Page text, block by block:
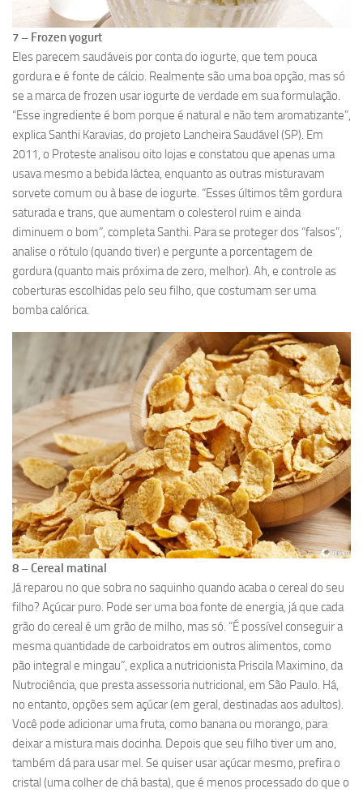
7 – Frozen yogurt
Eles parecem saudáveis por conta do iogurte, que tem pouca
gordura e é fonte de cálcio. Realmente são uma boa opção, mas só
se a marca de frozen usar iogurte de verdade em sua formulação.
“Esse ingrediente é bom porque é natural e não tem aromatizante”,
explica Santhi Karavias, do projeto Lancheira Saudável (SP). Em
2011, o Proteste analisou oito lojas e constatou que apenas uma
usava mesmo a bebida láctea, enquanto as outras misturavam
sorvete comum ou à base de iogurte. “Esses últimos têm gordura
saturada e trans, que aumentam o colesterol ruim e ainda
diminuem o bom”, completa Santhi. Para se proteger dos “falsos”,
analise o rótulo (quando tiver) e pergunte a porcentagem de
gordura (quanto mais próxima de zero, melhor). Ah, e controle as
coberturas escolhidas pelo seu filho, que costumam ser uma
bomba calórica.
8 – Cereal matinal
Já reparou no que sobra no saquinho quando acaba o cereal do seu
filho? Açúcar puro. Pode ser uma boa fonte de energia, já que cada
grão do cereal é um grão de milho, mas só. “É possível conseguir a
mesma quantidade de carboidratos em outros alimentos, como
pão integral e mingau”, explica a nutricionista Priscila Maximino, da
Nutrociência, que presta assessoria nutricional, em São Paulo. Há,
no entanto, opções sem açúcar (em geral, destinadas aos adultos).
Você pode adicionar uma fruta, como banana ou morango, para
deixar a mistura mais docinha. Depois que seu filho tiver um ano,
também dá para usar mel. Se quiser usar açúcar mesmo, prefira o
cristal (uma colher de chá basta), que é menos processado do que o